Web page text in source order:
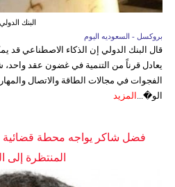
البنك الدولي
بروكسل - السعوديه اليوم
قال البنك الدولي إن الذكاء الاصطناعي قد
يعادل قرناً من التنمية في غضون عقد
الفجوات في مجالات الطاقة والاتصال
الو�... المزيد
فضل شاكر يواجه محطة قضائية
المنتظرة إلى